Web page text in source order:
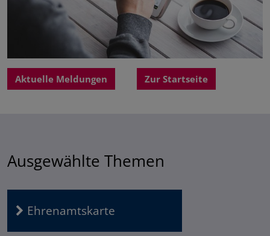
Aktuelle Meldungen Zur Startseite
Ausgewählte Themen
Ehrenamtskarte